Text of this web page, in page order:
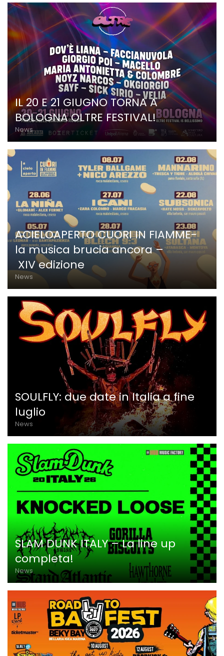
IL 20 E 21 GIUGNO TORNA A
BOLOGNA OLTRE FESTIVAL!
News
ACIELOAPERTO CUORI IN FIAMME-
la musica brucia ancora –
XIV edizione
News
SOULFLY: due date in Italia a fine
luglio
News
SLAM DUNK ITALY – La line up
completa!
News